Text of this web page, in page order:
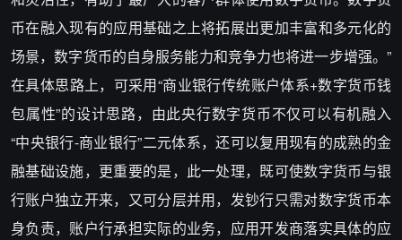
币在融入现有的应用基础之上将拓展出更加丰富和多元化的
场景，数字货币的自身服务能力和竞争力也将进一步增强。”
在具体思路上，可采用“商业银行传统账户体系+数字货币钱
包属性”的设计思路，由此央行数字货币不仅可以有机融入
“中央银行-商业银行”二元体系，还可以复用现有的成熟的金
融基础设施，更重要的是，此一处理，既可使数字货币与银
行账户独立开来，又可分层并用，发钞行只需对数字货币本
身负责，账户行承担实际的业务，应用开发商落实具体的应